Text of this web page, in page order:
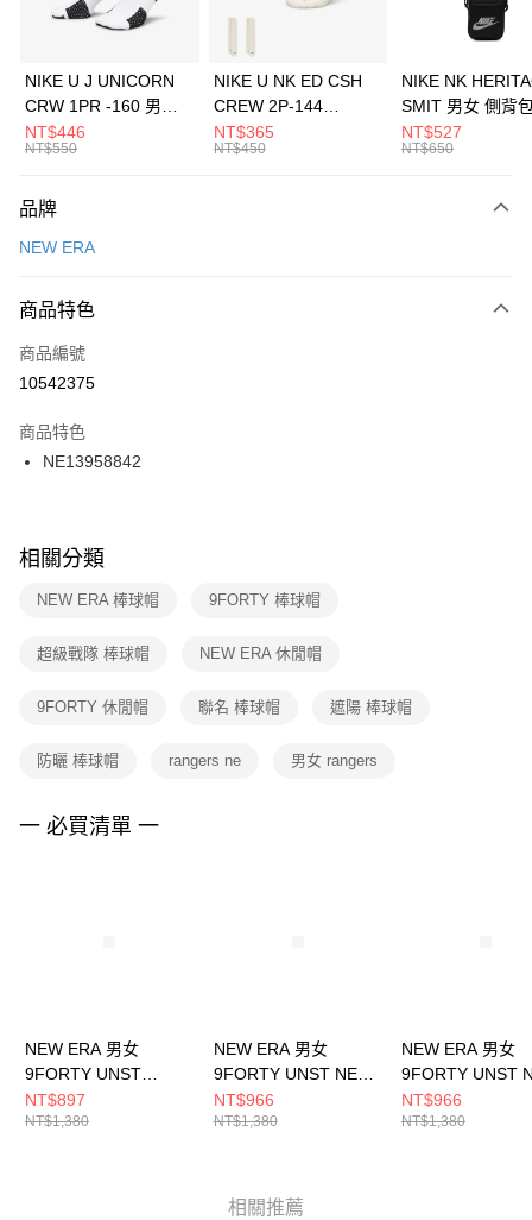
上海商業儲蓄銀行
元大商業銀行
台灣樂天信用卡公司
Apple Pay
全盈+PAY
AFTEE先享後付
【關於「AFTEE先享後付」】
便利好安心！
３．安心：先確認商品／服務後，再付款。
【「AFTEE先享後付」結帳流程】
１．於結帳方式選擇「AFTEE先享後付」後，將跳轉至「AFTEE先享後付」
２．訂單成立數日內，您將收到繳費通知簡訊。
３．收到繳費通知簡訊後14天內，點擊此簡訊中的連結，可透過四大超商／
ATM／網路銀行／等多元方式進行付款，方視為交易完成。
※ 交易是否成功請以「AFTEE先享後付 」之結帳頁面顯示為準，若有關於
是否繳費成功／繳費後需取消欲退款等相關疑問，請聯繫「AFTEE先享後付
客戶支援中心」https://netprotections.freshdesk.com/support/home
１．透過由恩沛科技股份有限公司提供之「AFTEE先享後付」服務完成之交
權轉讓予恩沛科技股份有限公司。
３．未成年的使用者請事先徵得法定代理人或監護人之同意方可使用
４．使用「AFTEE先享後付」時，將依據個別帳號之用戶狀況，依本公司即
運送方式
每筆NT$100，滿NT$1,500(含以上)免運費
宅配
每筆NT$100，滿NT$1,500(含以上)免運費
付款後門市自取
每筆NT$100，滿NT$1,500(含以上)免運費
NIKE U J UNICORN
CRW 1PR -160 男女
中統襪 FZ3393100
NT$446
NT$550
NIKE U NK ED CSH
CREW 2P-144
EMBRDY 男女 短統襪
FZ3073133
NT$365
NT$450
NIKE NK
SMIT 男女 側背
BA5871010
NT$527
NT$650
品牌
NEW ERA
商品特色
商品編號
10542375
商品特色
NE13958842
相關分類
NEW ERA 棒球帽 9FORTY 棒球帽
超級戰隊 棒球帽 NEW ERA 休閒帽
9FORTY 休閒帽 聯名 棒球帽 遮陽 棒球帽
防曬 棒球帽 rangers ne 男女 rangers
一 必買清單 一
NEW ERA 男女
9FORTY UNST
CORDURA NE
NE14499487
NT$897
NT$1,380
NEW ERA 男女
9FORTY UNST NEW
ERA BASIC NEW ERA
NE14363479
NT$966
NT$1,380
NEW ERA 男女
9FORTY UNST
MOUNTAIN
NEW ERA
NT$966
NT$1,380
相關推薦